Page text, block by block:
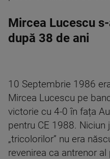
Mircea Lucescu
după 38 de ani
10 Septembrie 1986
Mircea Lucescu pe
victorie cu 4-0 în fața
pentru CE 1988. Niciun
„tricolorilor” nu era
revenirea ca antrenor al